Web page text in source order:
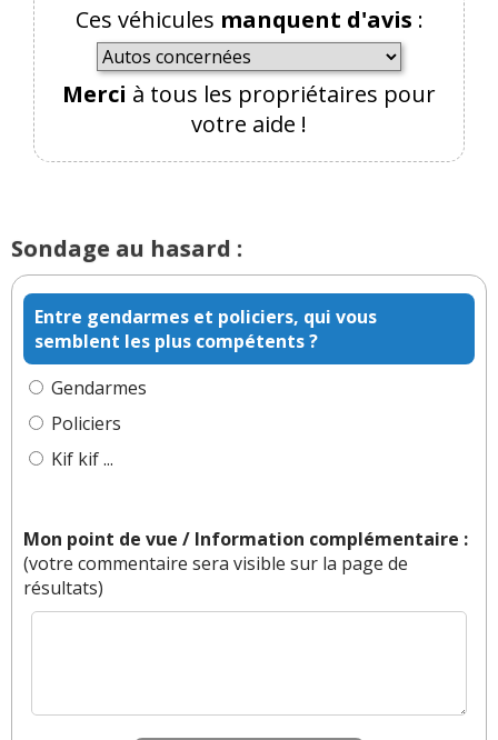
Ces véhicules manquent d'avis :
Merci à tous les propriétaires pour
votre aide !
Sondage au hasard :
Entre gendarmes et policiers, qui vous
semblent les plus compétents ?
Gendarmes
Policiers
Kif kif ...
Mon point de vue / Information complémentaire :
(votre commentaire sera visible sur la page de
résultats)